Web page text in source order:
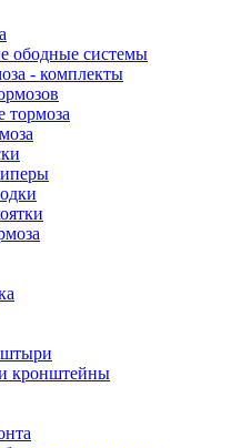
ободные системы
- комплекты
тормоза
кронштейны